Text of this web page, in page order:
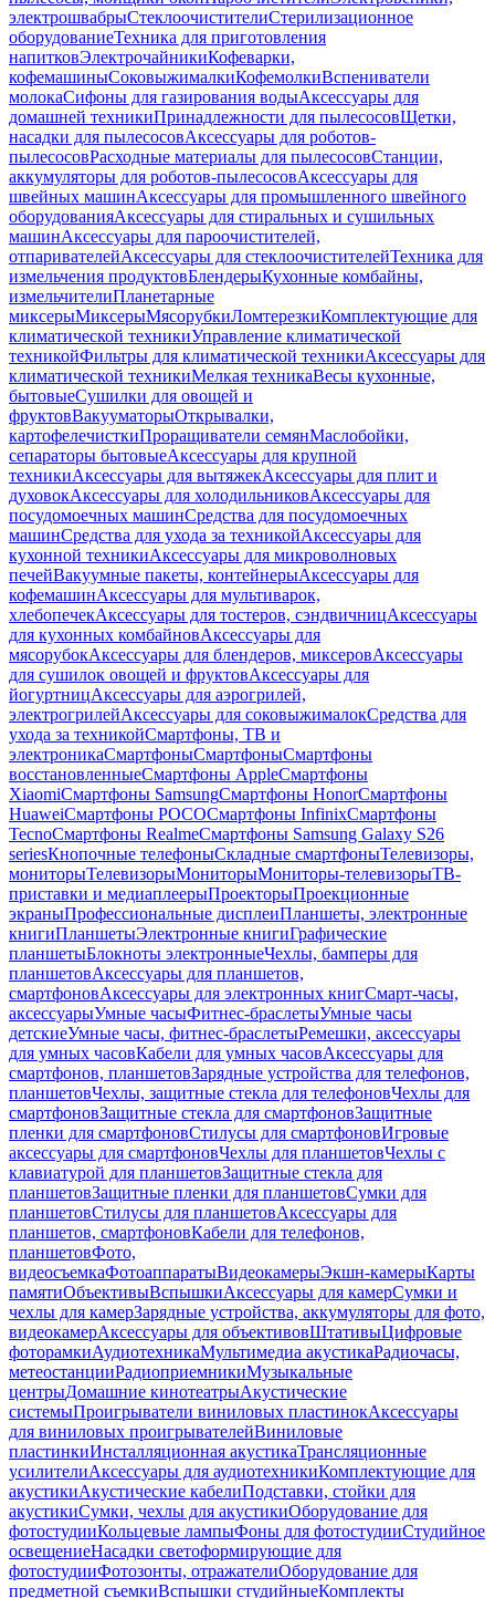
электрошвабрыСтеклоочистителиСтерилизационное
оборудованиеТехника для приготовления
напитковЭлектрочайникиКофеварки,
кофемашиныСоковыжималкиКофемолкиВспениватели
молокаСифоны для газирования водыАксессуары для
домашней техникиПринадлежности для пылесосовЩетки,
насадки для пылесосовАксессуары для роботов-
пылесосовРасходные материалы для пылесосовСтанции,
аккумуляторы для роботов-пылесосовАксессуары для
швейных машинАксессуары для промышленного швейного
оборудованияАксессуары для стиральных и сушильных
машинАксессуары для пароочистителей,
отпаривателейАксессуары для стеклоочистителейТехника для
измельчения продуктовБлендерыКухонные комбайны,
измельчителиПланетарные
миксерыМиксерыМясорубкиЛомтерезкиКомплектующие для
климатической техникиУправление климатической
техникойФильтры для климатической техникиАксессуары для
климатической техникиМелкая техникаВесы кухонные,
бытовыеСушилки для овощей и
фруктовВакууматорыОткрывалки,
картофелечисткиПроращиватели семянМаслобойки,
сепараторы бытовыеАксессуары для крупной
техникиАксессуары для вытяжекАксессуары для плит и
духовокАксессуары для холодильниковАксессуары для
посудомоечных машинСредства для посудомоечных
машинСредства для ухода за техникойАксессуары для
кухонной техникиАксессуары для микроволновых
печейВакуумные пакеты, контейнерыАксессуары для
кофемашинАксессуары для мультиварок,
хлебопечекАксессуары для тостеров, сэндвичницАксессуары
для кухонных комбайновАксессуары для
мясорубокАксессуары для блендеров, миксеровАксессуары
для сушилок овощей и фруктовАксессуары для
йогуртницАксессуары для аэрогрилей,
электрогрилейАксессуары для соковыжималокСредства для
ухода за техникойСмартфоны, ТВ и
электроникаСмартфоныСмартфоныСмартфоны
восстановленныеСмартфоны AppleСмартфоны
XiaomiСмартфоны SamsungСмартфоны HonorСмартфоны
HuaweiСмартфоны POCOСмартфоны InfinixСмартфоны
TecnoСмартфоны RealmeСмартфоны Samsung Galaxy S26
seriesКнопочные телефоныСкладные смартфоныТелевизоры,
мониторыТелевизорыМониторыМониторы-телевизорыТВ-
приставки и медиаплеерыПроекторыПроекционные
экраныПрофессиональные дисплеиПланшеты, электронные
книгиПланшетыЭлектронные книгиГрафические
планшетыБлокноты электронныеЧехлы, бамперы для
планшетовАксессуары для планшетов,
смартфоновАксессуары для электронных книгСмарт-часы,
аксессуарыУмные часыФитнес-браслетыУмные часы
детскиеУмные часы, фитнес-браслетыРемешки, аксессуары
для умных часовКабели для умных часовАксессуары для
смартфонов, планшетовЗарядные устройства для телефонов,
планшетовЧехлы, защитные стекла для телефоновЧехлы для
смартфоновЗащитные стекла для смартфоновЗащитные
пленки для смартфоновСтилусы для смартфоновИгровые
аксессуары для смартфоновЧехлы для планшетовЧехлы с
клавиатурой для планшетовЗащитные стекла для
планшетовЗащитные пленки для планшетовСумки для
планшетовСтилусы для планшетовАксессуары для
планшетов, смартфоновКабели для телефонов,
планшетовФото,
видеосъемкаФотоаппаратыВидеокамерыЭкшн-камерыКарты
памятиОбъективыВспышкиАксессуары для камерСумки и
чехлы для камерЗарядные устройства, аккумуляторы для фото,
видеокамерАксессуары для объективовШтативыЦифровые
фоторамкиАудиотехникаМультимедиа акустикаРадиочасы,
метеостанцииРадиоприемникиМузыкальные
центрыДомашние кинотеатрыАкустические
системыПроигрыватели виниловых пластинокАксессуары
для виниловых проигрывателейВиниловые
пластинкиИнсталляционная акустикаТрансляционные
усилителиАксессуары для аудиотехникиКомплектующие для
акустикиАкустические кабелиПодставки, стойки для
акустикиСумки, чехлы для акустикиОборудование для
фотостудииКольцевые лампыФоны для фотостудииСтудийное
освещениеНасадки светоформирующие для
фотостудииФотозонты, отражателиОборудование для
предметной съемкиВспышки студийныеКомплекты